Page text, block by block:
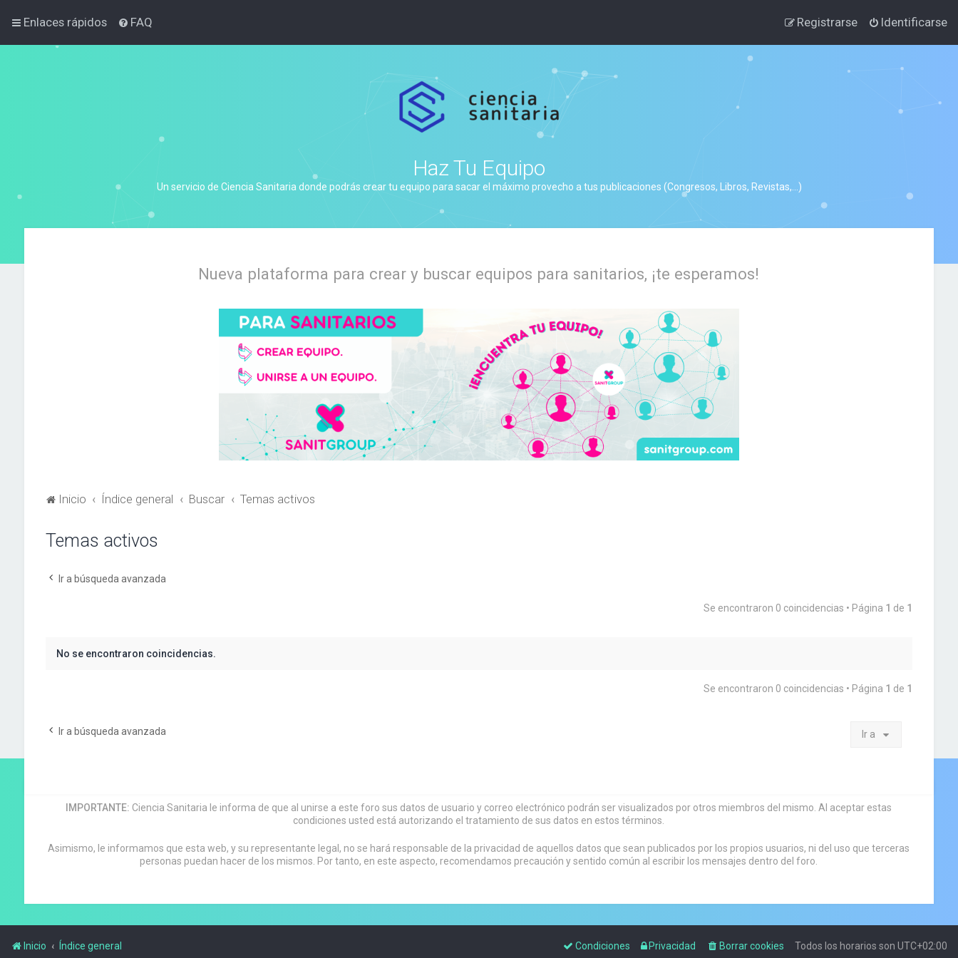
Enlaces rápidos FAQ Identificarse
Registrarse
Haz Tu Equipo
Un servicio de Ciencia Sanitaria donde podrás crear tu equipo para sacar el máximo provecho a tus publicaciones (Congresos, Libros, Revistas,...)
Nueva plataforma para crear y buscar equipos para sanitarios, ¡te esperamos!
Inicio Índice general Buscar Temas activos
Temas activos
Ir a búsqueda avanzada
Se encontraron 0 coincidencias • Página 1 de 1
No se encontraron coincidencias.
Se encontraron 0 coincidencias • Página 1 de 1
Ir a búsqueda avanzada Ir a
IMPORTANTE: Ciencia Sanitaria le informa de que al unirse a este foro sus datos de usuario y correo electrónico podrán ser visualizados por otros miembros del mismo. Al aceptar estas
condiciones usted está autorizando el tratamiento de sus datos en estos términos.
Asimismo, le informamos que esta web, y su representante legal, no se hará responsable de la privacidad de aquellos datos que sean publicados por los propios usuarios, ni del uso que terceras
personas puedan hacer de los mismos. Por tanto, en este aspecto, recomendamos precaución y sentido común al escribir los mensajes dentro del foro.
Inicio Índice general Todos los horarios son UTC+02:00
Borrar cookies
Privacidad
Condiciones